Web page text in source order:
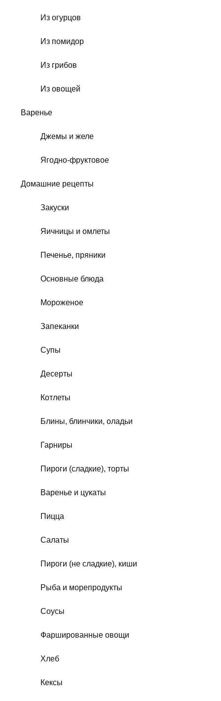
Из огурцов
Из помидор
Из грибов
Из овощей
Варенье
Джемы и желе
Ягодно-фруктовое
Домашние рецепты
Закуски
Яичницы и омлеты
Печенье, пряники
Основные блюда
Мороженое
Запеканки
Супы
Десерты
Котлеты
Блины, блинчики, оладьи
Гарниры
Пироги (сладкие), торты
Варенье и цукаты
Пицца
Салаты
Пироги (не сладкие), киши
Рыба и морепродукты
Соусы
Фаршированные овощи
Хлеб
Кексы